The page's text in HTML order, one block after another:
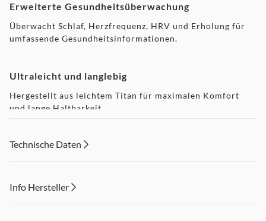
Erweiterte Gesundheitsüberwachung
Überwacht Schlaf, Herzfrequenz, HRV und Erholung für
umfassende Gesundheitsinformationen.
Ultraleicht und langlebig
Hergestellt aus leichtem Titan für maximalen Komfort
und lange Haltbarkeit.
Lange Akkulaufzeit
Technische Daten
Info Hersteller